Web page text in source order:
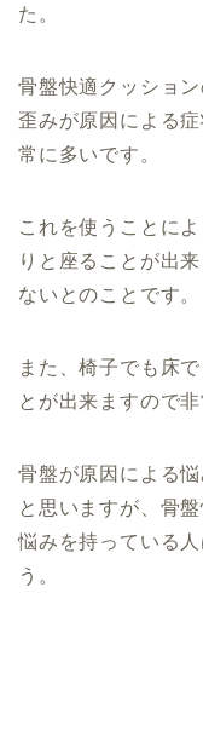
た。
骨盤快適クッショ
歪みが原因による
常に多いです。
これを使うことに
りと座ることが出
ないとのことです。
また、椅子でも床
とが出来ますので非
骨盤が原因による
と思いますが、骨
悩みを持っている
う。